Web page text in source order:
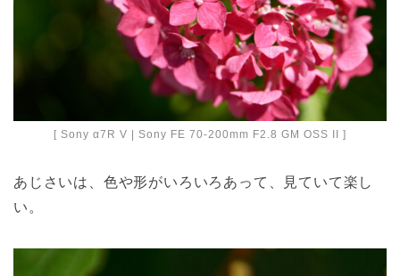
[ Sony α7R V | Sony FE 70-200mm F2.8 GM OSS II ]
あじさいは、色や形がいろいろあって、見ていて楽し
い。